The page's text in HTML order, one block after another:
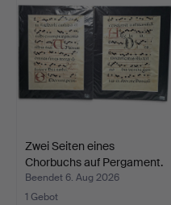
Zwei Seiten eines
Chorbuchs auf Pergament.
…
Beendet 6. Aug 2026
1 Gebot